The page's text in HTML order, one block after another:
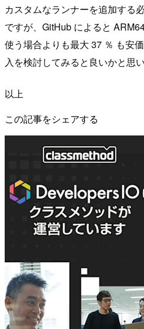
カスタムなランナーを追加する
ですが、GitHub によると
使う場合よりも最大 37 ％ も安
入を検討してみると良いかと思い
以上
この記事をシェアする